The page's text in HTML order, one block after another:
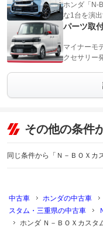
ホンダ「N-
な1台を演
パーツ取
マイナーモ
クセサリー
その他の条件
同じ条件から「Ｎ－ＢＯＸカ
中古車 ホンダの中古車
スタム・三重県の中古車
ホンダ Ｎ－ＢＯＸカス